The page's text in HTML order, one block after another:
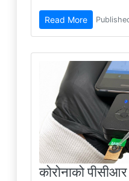
Read More
कोरोनाको